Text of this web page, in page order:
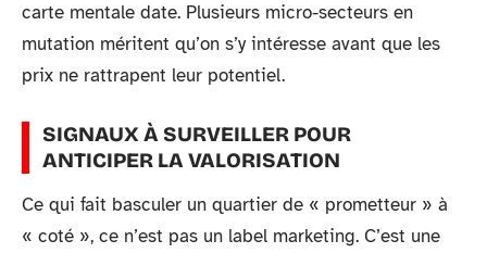
carte mentale date. Plusieurs micro-secteurs en
mutation méritent qu’on s’y intéresse avant que les
prix ne rattrapent leur potentiel.
SIGNAUX À SURVEILLER POUR
ANTICIPER LA VALORISATION
Ce qui fait basculer un quartier de « prometteur » à
« coté », ce n’est pas un label marketing. C’est une